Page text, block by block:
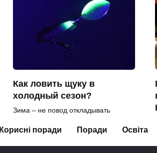
Как ловить щуку в
холодный сезон?
Зима – не повод откладывать
рыбалке.
0 7
Корисні поради Поради Освіта